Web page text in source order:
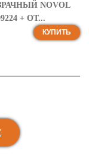
NOVOL
+ ОТ...
КУПИТЬ